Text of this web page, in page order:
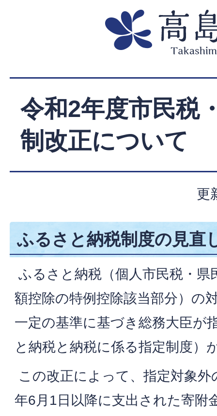
令和2年度市民税
制改正について
更
ふるさと納税制度の見直
ふるさと納税（個人市民税・県
額控除の特例控除該当部分）の
一定の基準に基づき総務大臣が
と納税と納税に係る指定制度）
この改正によって、指定対象
年6月1日以降に支出された寄附